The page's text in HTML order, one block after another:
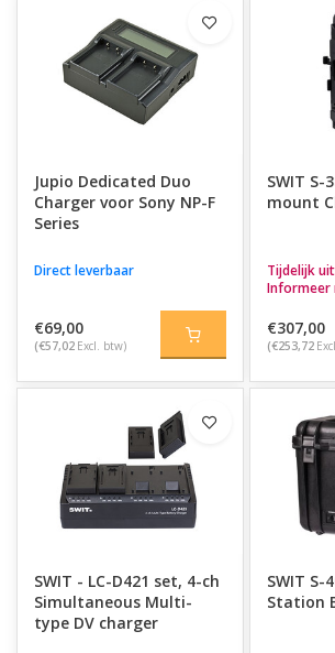
Jupio Dedicated Duo
Charger voor Sony NP-F
Series
Direct leverbaar
€69,00
(€57,02 Excl. btw)
SWIT S-
mount
Tijdelijk
Informeer
€307,00
(€253,72
SWIT - LC-D421 set, 4-ch
Simultaneous Multi-
type DV charger
SWIT S-
Station